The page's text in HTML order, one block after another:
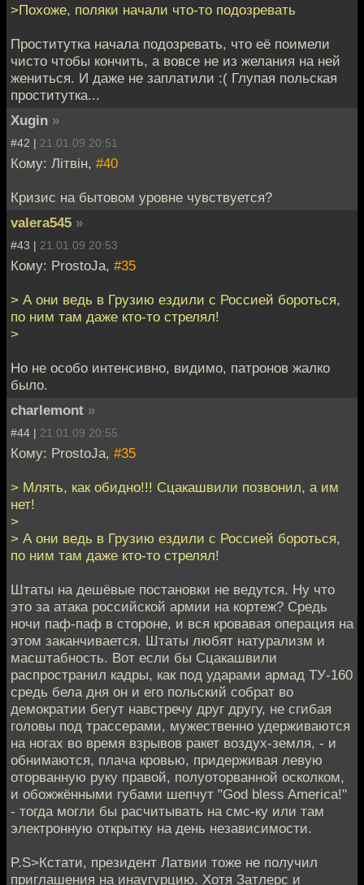
>Похоже, поляки начали что-то подозревать
Проститутка начала подозревать, что её поимели
чисто чтобы кончить, а вовсе не из желания на ней
жениться. И даже не заплатили :( Глупая польская
проститутка...
Xugin »
#42 | 21.01.09 20:51
Кому: Лiтвiн, #40
Кризис на бытовом уровне чувствуется?
valera545 »
#43 | 21.01.09 20:53
Кому: ProstoJa, #35
> А они ведь в Грузию ездили c Россией бороться,
по ним там даже кто-то стрелял!
>
Но не особо интенсивно, видимо, патронов жалко
было.
charlemont »
#44 | 21.01.09 20:55
Кому: ProstoJa, #35
> Млять, как обидно!!! Сцакашвили позвонил, а им
нет!
>
> А они ведь в Грузию ездили c Россией бороться,
по ним там даже кто-то стрелял!
Штаты на дешёвые постановки не ведутся. Ну что
это за атака российской армии на кортеж? Средь
ночи паф-паф в стороне, и вся кровавая операция на
этом заканчивается. Штаты любят натурализм и
масштабность. Вот если бы Сцакашвили
распространил кадры, как под ударами армад ТУ-160
средь бела дня он и его польский собрат во
демократии бегут навстречу друг другу, не сгибая
головы под трассерами, мужественно удерживаются
на ногах во время взрывов ракет воздух-земля, - и
обнимаются, плача кровью, придерживая левую
оторванную руку правой, полуоторванной осколком,
и обожжёнными губами шепчут "God bless America!"
- тогда могли бы расчитывать на смс-ку или там
электронную открытку на день независимости.
P.S>Кстати, президент Латвии тоже не получил
приглашения на инаугурцию. Хотя Затлерс и